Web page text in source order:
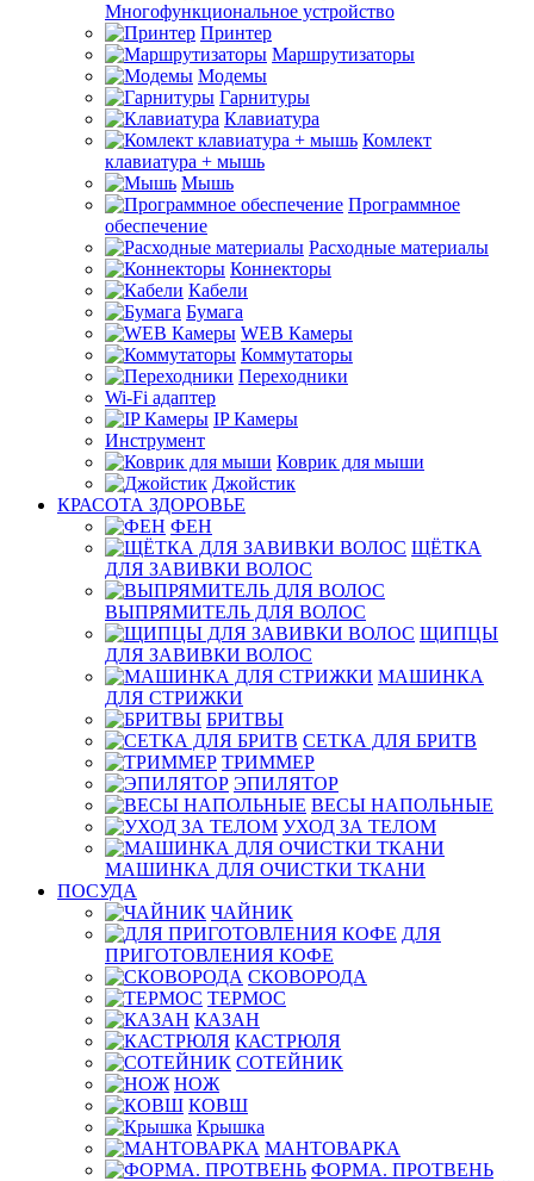
Многофункциональное устройство
Принтер
Маршрутизаторы
Модемы
Гарнитуры
Клавиатура
Комлект
клавиатура + мышь
Мышь
Программное
обеспечение
Расходные материалы
Коннекторы
Кабели
Бумага
WEB Камеры
Коммутаторы
Переходники
Wi-Fi адаптер
IP Камеры
Инструмент
Коврик для мыши
Джойстик
КРАСОТА ЗДОРОВЬЕ
ФЕН
ЩЁТКА
ДЛЯ ЗАВИВКИ ВОЛОС
ВЫПРЯМИТЕЛЬ ДЛЯ ВОЛОС
ЩИПЦЫ
ДЛЯ ЗАВИВКИ ВОЛОС
МАШИНКА
ДЛЯ СТРИЖКИ
БРИТВЫ
СЕТКА ДЛЯ БРИТВ
ТРИММЕР
ЭПИЛЯТОР
ВЕСЫ НАПОЛЬНЫЕ
УХОД ЗА ТЕЛОМ
МАШИНКА ДЛЯ ОЧИСТКИ ТКАНИ
ПОСУДА
ЧАЙНИК
ДЛЯ
ПРИГОТОВЛЕНИЯ КОФЕ
СКОВОРОДА
ТЕРМОС
КАЗАН
КАСТРЮЛЯ
СОТЕЙНИК
НОЖ
КОВШ
Крышка
МАНТОВАРКА
ФОРМА. ПРОТВЕНЬ